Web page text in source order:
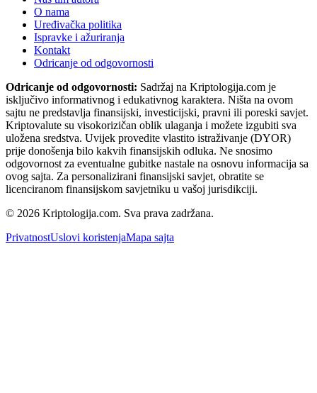
O nama
Uređivačka politika
Ispravke i ažuriranja
Kontakt
Odricanje od odgovornosti
Odricanje od odgovornosti: Sadržaj na Kriptologija.com je
isključivo informativnog i edukativnog karaktera. Ništa na ovom
sajtu ne predstavlja finansijski, investicijski, pravni ili poreski savjet.
Kriptovalute su visokorizičan oblik ulaganja i možete izgubiti sva
uložena sredstva. Uvijek provedite vlastito istraživanje (DYOR)
prije donošenja bilo kakvih finansijskih odluka. Ne snosimo
odgovornost za eventualne gubitke nastale na osnovu informacija sa
ovog sajta. Za personalizirani finansijski savjet, obratite se
licenciranom finansijskom savjetniku u vašoj jurisdikciji.
© 2026 Kriptologija.com. Sva prava zadržana.
PrivatnostUslovi koristenjaMapa sajta